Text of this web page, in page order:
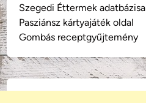
Szegedi Éttermek adatbázisa
Pasziánsz kártyajáték oldal
Gombás receptgyűjtemény